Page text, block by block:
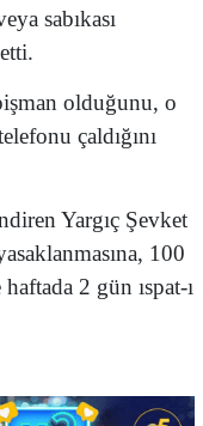
sabıkası
olduğunu, o
çaldığını
Yargıç Şevket
100
2 gün ıspat-ı